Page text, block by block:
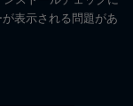
表示される問題があ